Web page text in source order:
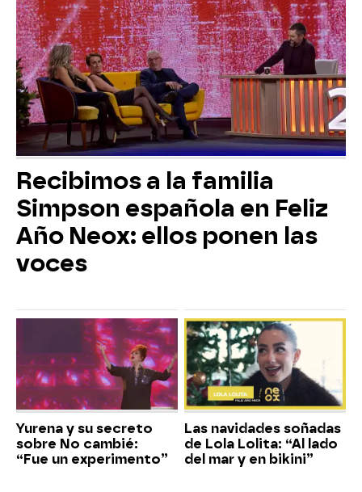
Recibimos a la familia
Simpson española en Feliz
Año Neox: ellos ponen las
voces
Yurena y su secreto
sobre No cambié:
“Fue un experimento”
Las navidades soñadas
de Lola Lolita: “Al lado
del mar y en bikini”